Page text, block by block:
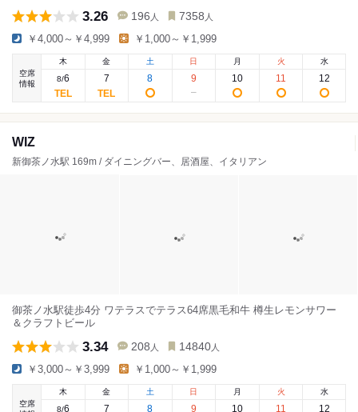
3.26 196 人 7358 人
￥4,000～￥4,999 ￥1,000～￥1,999
空席
情報
木
8/6
金
7
土
8
日
9
月
10
火
11
水
12
WIZ
新御茶ノ水駅 169m / ダイニングバー、居酒屋、イタリアン
御茶ノ水駅徒歩4分 ワテラスでテラス64席黒毛和牛 樽生レモンサワー
＆クラフトビール
3.34 208 人 14840 人
￥3,000～￥3,999 ￥1,000～￥1,999
空席
木
8/6
金
7
土
8
日
9
月
10
火
11
水
12